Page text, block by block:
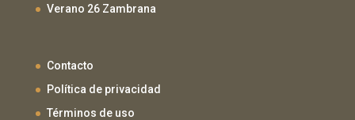
Verano 26 Zambrana
Contacto
Política de privacidad
Términos de uso